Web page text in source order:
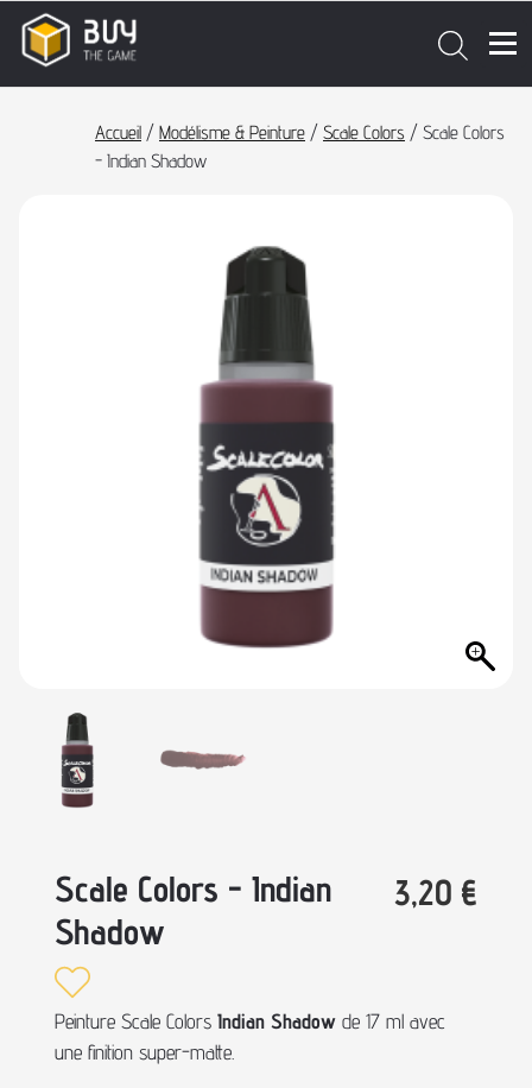
Accueil / Modélisme & Peinture / Scale Colors / Scale Colors
- Indian Shadow
Scale Colors - Indian
Shadow
3,20 €
Peinture Scale Colors Indian Shadow de 17 ml avec
une finition super-matte.